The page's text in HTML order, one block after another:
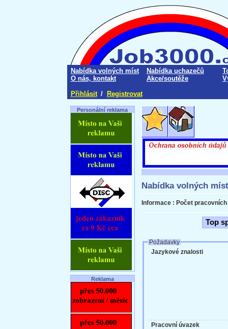
Nabídka volných míst Nabídka uchazečů
O nás, kontakt
Akce/soutěže
Přihlásit / Registrovat
Personální reklama
Reklama
Nabídka volných míst
Informace : Počet pracovních
Top
Požadavky
Jazykové znalosti
Pracovní úvazek